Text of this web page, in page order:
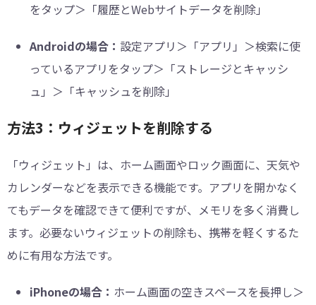
をタップ＞「履歴とWebサイトデータを削除」
Androidの場合： 設定アプリ＞「アプリ」＞検索に使
っているアプリをタップ＞「ストレージとキャッシ
ュ」＞「キャッシュを削除」
方法3：ウィジェットを削除する
「ウィジェット」は、ホーム画面やロック画面に、天気や
カレンダーなどを表示できる機能です。アプリを開かなく
てもデータを確認できて便利ですが、メモリを多く消費し
ます。必要ないウィジェットの削除も、携帯を軽くするた
めに有用な方法です。
iPhoneの場合： ホーム画面の空きスペースを長押し＞